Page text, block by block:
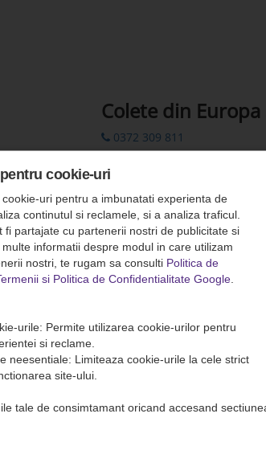
Colete din
0372 309 811
colete.europa@romfour-
Rezervări prin SMS: 0742 311
in avans. Plata se face DOAR pe site sau
trec prin dispecerat!
volumetric ·condițiile de transport
cookie-uri
uri pentru a imbunatati experienta de
continutul si reclamele, si a analiza traficul.
fi partajate cu partenerii nostri de publicitate si
informatii despre modul in care utilizam
nostri, te rugam sa consulti Politica de
si Politica de Confidentialitate Google
urile: Permite utilizarea cookie-urilor pentru
si reclame.
neesentiale: Limiteaza cookie-urile la cele strict
site-ului.
tale de consimtamant oricand accesand